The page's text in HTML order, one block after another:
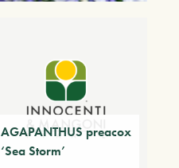
AGAPANTHUS preacox
‘Sea Storm’